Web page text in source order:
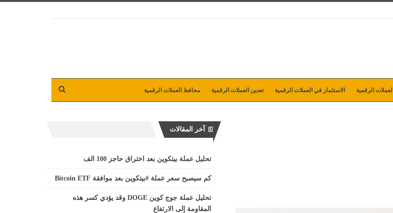
الرقمية الاستثمار في العملات الرقمية تعدين العملات الرقمية محافظ العملات الرقمية
آخر المقالات
تحليل عملة بيتكوين بعد اختراق حاجز 100 الف
كم سيصبح سعر عملة #بيتكوين بعد موافقة Bitcoin ETF
تحليل عملة جوج كوين DOGE وقد يؤدي كسر هذه
المقاومة إلى الارتفاع